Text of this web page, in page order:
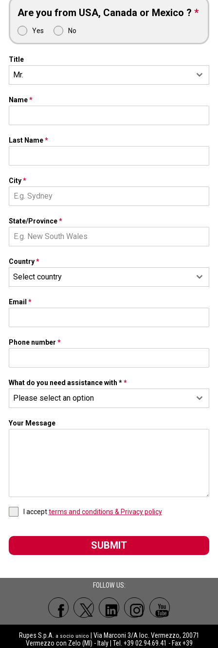
Are you from USA, Canada or Mexico ? *
Yes No
Title
Mr.
Name*
Last Name*
City*
State/Province*
Country*
Select country
Email *
Phone number *
What do you need assistance with **
Please select an option
Your Message
I acceptterms and conditions & Privacy policy
SUBMIT
FOLLOW US:
Rupes S.p.A. a socio unico
| Via Marconi 3/A loc. Vermezzo, 20071
Vermezzo con Zelo (MI) - Italy | Tel. +39 02.94.69.41 - Fax +39